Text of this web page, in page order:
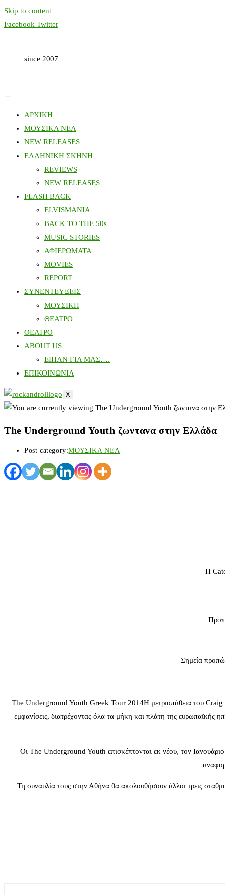
Skip to content
Facebook Twitter
since 2007
ΑΡΧΙΚΗ
ΜΟΥΣΙΚΑ ΝΕΑ
NEW RELEASES
ΕΛΛΗΝΙΚΗ ΣΚΗΝΗ
REVIEWS
NEW RELEASES
FLASH BACK
ELVISMANIA
BACK TO THE 50s
MUSIC STORIES
ΑΦΙΕΡΩΜΑΤΑ
MOVIES
REPORT
ΣΥΝΕΝΤΕΥΞΕΙΣ
ΜΟΥΣΙΚΗ
ΘΕΑΤΡΟ
ΘΕΑΤΡΟ
ABOUT US
ΕΙΠΑΝ ΓΙΑ ΜΑΣ….
ΕΠΙΚΟΙΝΩΝΙΑ
X
The Underground Youth ζωντανα στην Ελλάδα
Post category:ΜΟΥΣΙΚΑ ΝΕΑ
Η
Σημεία
The Underground Youth Greek Tour 2014H μετριοπάθεια του Craig
εμφανίσεις, διατρέχοντας όλα τα μήκη και πλάτη της
Οι The Underground Youth επισκέπτονται εκ νέου, τον
Τη συναυλία τους στην Αθήνα θα ακολουθήσουν άλλοι τρεις